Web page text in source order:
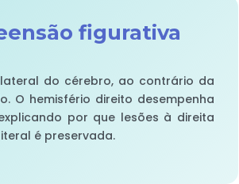
figurativa
do cérebro, ao contrário da
O hemisfério direito desempenha
por que lesões à direita
é preservada.